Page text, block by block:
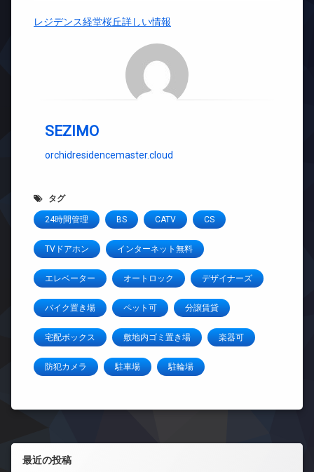
レジデンス経堂桜丘詳しい情報
SEZIMO
orchidresidencemaster.cloud
タグ
24時間管理 BS CATV CS
TVドアホン インターネット無料
エレベーター オートロック デザイナーズ
バイク置き場 ペット可 分譲賃貸
宅配ボックス 敷地内ゴミ置き場 楽器可
防犯カメラ 駐車場 駐輪場
左サイドバー
最近の投稿